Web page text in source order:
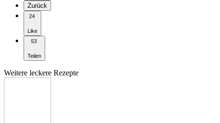
Zurück
24
Like
53
Teilen
Weitere leckere Rezepte